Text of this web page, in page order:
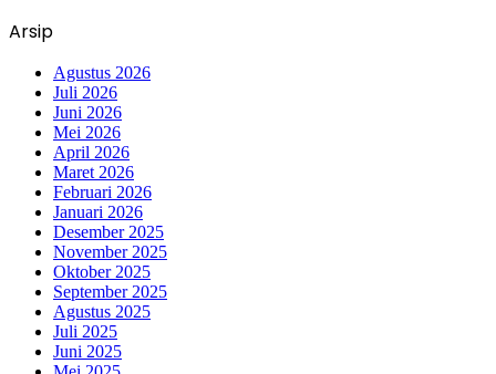
Arsip
Agustus 2026
Juli 2026
Juni 2026
Mei 2026
April 2026
Maret 2026
Februari 2026
Januari 2026
Desember 2025
November 2025
Oktober 2025
September 2025
Agustus 2025
Juli 2025
Juni 2025